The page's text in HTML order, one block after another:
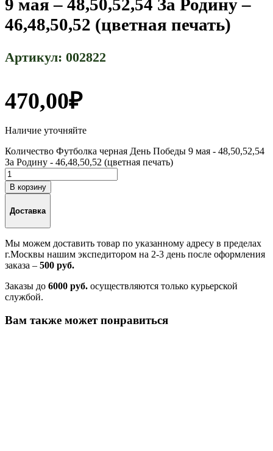
9 мая – 48,50,52,54 За Родину –
46,48,50,52 (цветная печать)
Артикул: 002822
470,00₽
Наличие уточняйте
Количество Футболка черная День Победы 9 мая - 48,50,52,54
За Родину - 46,48,50,52 (цветная печать)
В корзину
Доставка
Мы можем доставить товар по указанному адресу в пределах
г.Москвы нашим экспедитором на 2-3 день после оформления
заказа – 500 руб.
Заказы до 6000 руб. осуществляются только курьерской
службой.
Вам также может понравиться